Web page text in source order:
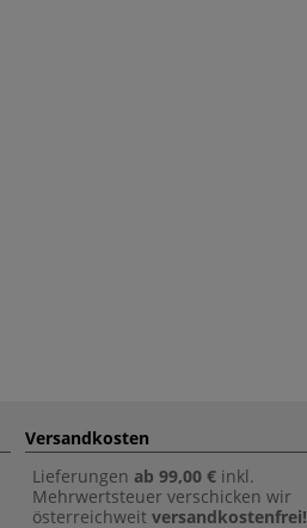
Versandkosten
Lieferungen ab 99,00 € inkl.
Mehrwertsteuer verschicken wir
österreichweit versandkostenfrei!